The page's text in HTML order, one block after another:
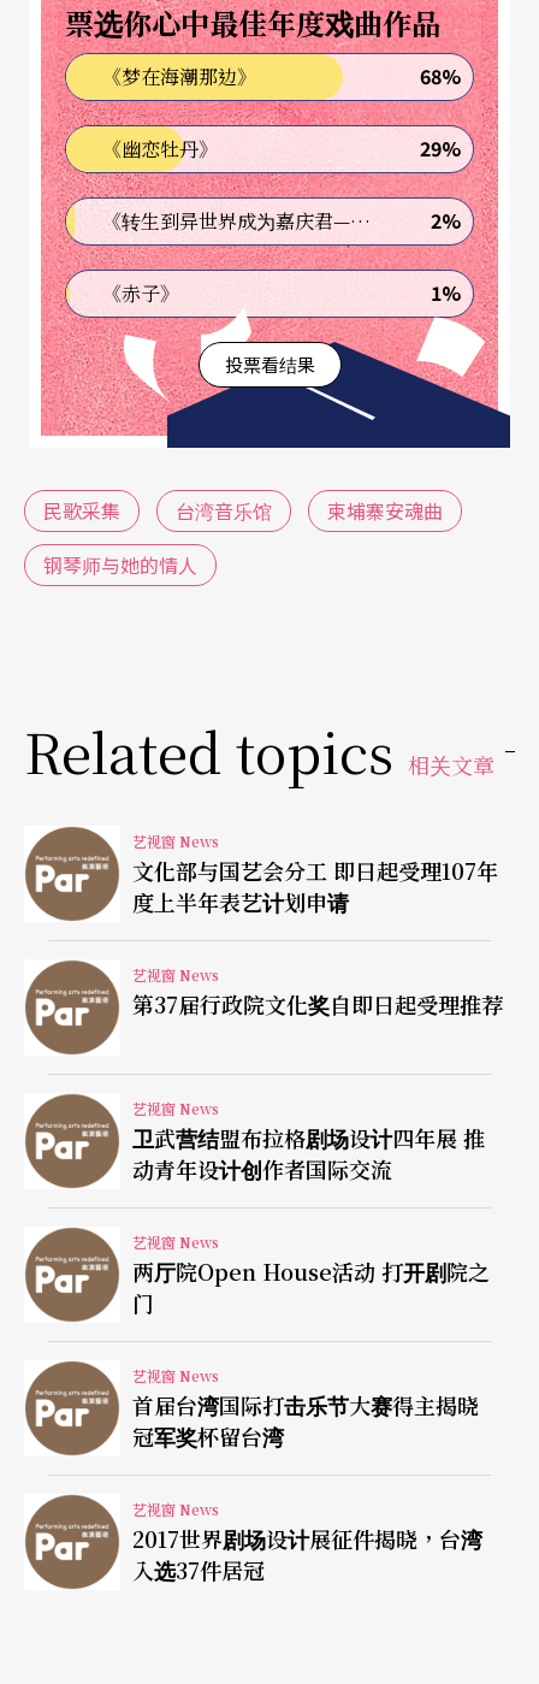
票选你心中最佳年度戏曲作品
《梦在海潮那边》 68%
《幽恋牡丹》 29%
《转生到异世界成为嘉庆君—发现我的祖先是诈骗集团!?》 2%
《赤子》 1%
投票看结果
民歌采集 台湾音乐馆
柬埔寨安魂曲
钢琴师与她的情人
Related topics 相关文章
艺视窗 News
文化部与国艺会分工 即日起受理107年
度上半年表艺计划申请
艺视窗 News
第37届行政院文化奖自即日起受理推荐
艺视窗 News
卫武营结盟布拉格剧场设计四年展 推
动青年设计创作者国际交流
艺视窗 News
两厅院Open House活动 打开剧院之
门
艺视窗 News
首届台湾国际打击乐节大赛得主揭晓
冠军奖杯留台湾
艺视窗 News
2017世界剧场设计展征件揭晓，台湾
入选37件居冠